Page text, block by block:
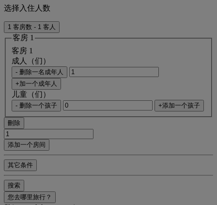
选择入住人数
1 客房数 - 1 客人
客房 1
客房 1
成人（们）
- 删除一名成年人
+加一个成年人
儿童（们）
- 删除一个孩子 +添加一个孩子
刪除
添加一个房间
其它条件
搜索
您去哪里旅行？